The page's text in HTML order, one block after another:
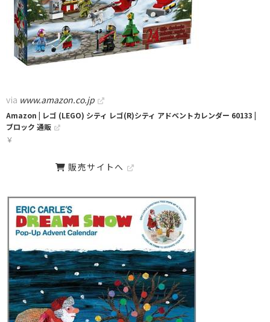
via www.amazon.co.jp
Amazon | レゴ (LEGO) シティ レゴ(R)シティ アドベントカレンダー 60133 |
ブロック 通販
￥
販売サイトへ